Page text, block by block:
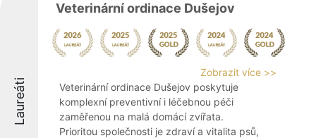
Laureáti
Veterinární ordinace Dušejov
Zobrazit více >>
Veterinární ordinace Dušejov poskytuje
komplexní preventivní i léčebnou péči
zaměřenou na malá domácí zvířata.
Prioritou společnosti je zdraví a vitalita psů,